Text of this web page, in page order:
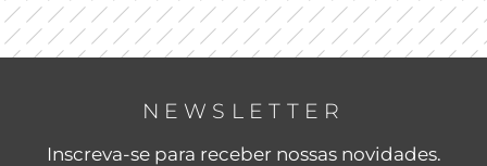
NEWSLETTER
Inscreva-se para receber nossas novidades.